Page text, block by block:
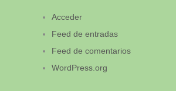
Acceder
Feed de entradas
Feed de comentarios
WordPress.org